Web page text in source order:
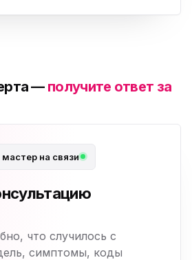
— получите ответ за
мастер на связи
что случилось с
симптомы, коды